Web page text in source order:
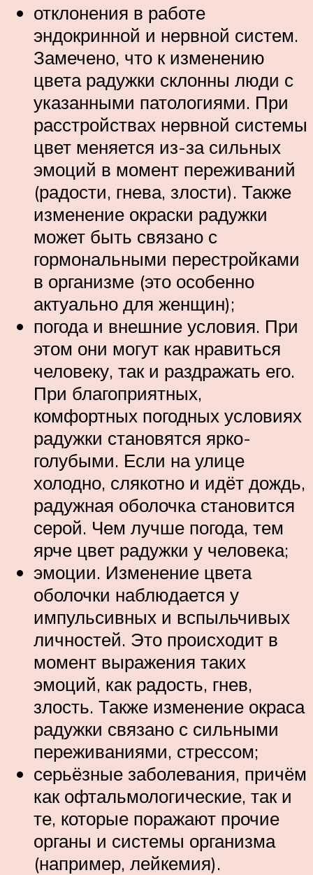
отклонения в работе
эндокринной и нервной систем.
Замечено, что к изменению
цвета радужки склонны люди с
указанными патологиями. При
расстройствах нервной системы
цвет меняется из-за сильных
эмоций в момент переживаний
(радости, гнева, злости). Также
изменение окраски радужки
может быть связано с
гормональными перестройками
в организме (это особенно
актуально для женщин);
погода и внешние условия. При
этом они могут как нравиться
человеку, так и раздражать его.
При благоприятных,
комфортных погодных условиях
радужки становятся ярко-
голубыми. Если на улице
холодно, слякотно и идёт дождь,
радужная оболочка становится
серой. Чем лучше погода, тем
ярче цвет радужки у человека;
эмоции. Изменение цвета
оболочки наблюдается у
импульсивных и вспыльчивых
личностей. Это происходит в
момент выражения таких
эмоций, как радость, гнев,
злость. Также изменение окраса
радужки связано с сильными
переживаниями, стрессом;
серьёзные заболевания, причём
как офтальмологические, так и
те, которые поражают прочие
органы и системы организма
(например, лейкемия).